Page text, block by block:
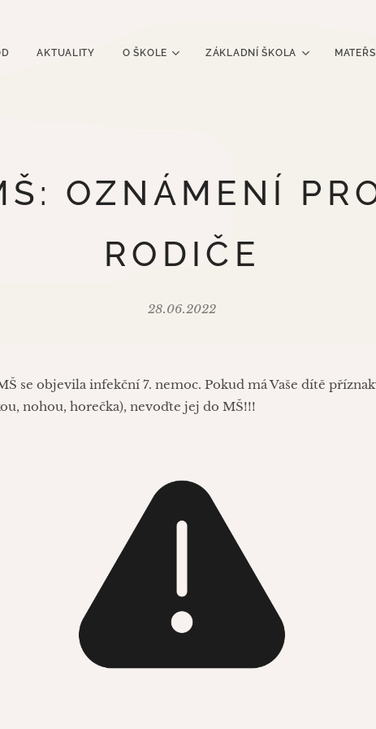
AKTUALITY O ŠKOLE ZÁKLADNÍ ŠKOLA
OZNÁMENÍ
RODIČE
28.06.2022
se objevila infekční 7. nemoc. Pokud má Vaše dítě
nohou, horečka), nevoďte jej do MŠ!!!